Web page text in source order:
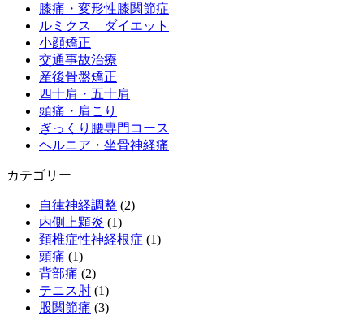
膝痛・変形性膝関節症
ルミクス ダイエット
小顔矯正
交通事故治療
産後骨盤矯正
四十肩・五十肩
頭痛・肩こり
ぎっくり腰専門コース
ヘルニア・坐骨神経痛
カテゴリー
自律神経調整 (2)
内側上顆炎 (1)
頚椎症性神経根症 (1)
頭痛 (1)
背部痛 (2)
テニス肘 (1)
股関節痛 (3)